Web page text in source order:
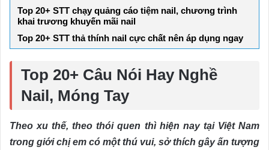
Top 20+ STT chạy quảng cáo tiệm nail, chương trình
khai trương khuyến mãi nail
Top 20+ STT thả thính nail cực chất nên áp dụng ngay
Top 20+ Câu Nói Hay Nghề
Nail, Móng Tay
Theo xu thế, theo thói quen thì hiện nay tại Việt Nam
trong giới chị em có một thú vui, sở thích gây ấn tượng